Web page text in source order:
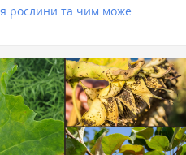
рослини та чим може